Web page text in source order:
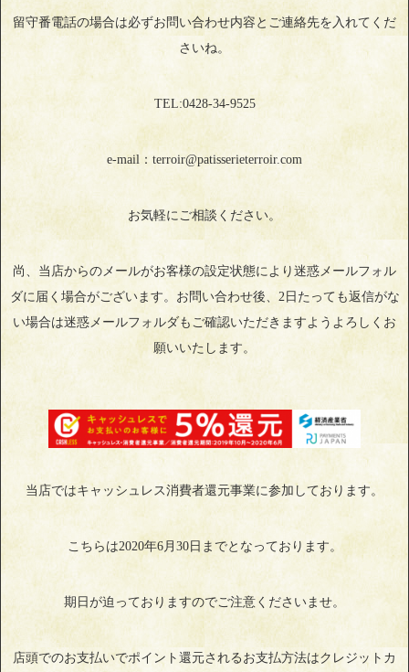
留守番電話の場合は必ずお問い合わせ内容とご連絡先を入れてくだ
さいね。
TEL:0428‐34‐9525
e-mail：terroir@patisserieterroir.com
お気軽にご相談ください。
尚、当店からのメールがお客様の設定状態により迷惑メールフォル
ダに届く場合がございます。お問い合わせ後、2日たっても返信がな
い場合は迷惑メールフォルダもご確認いただきますようよろしくお
願いいたします。
当店ではキャッシュレス消費者還元事業に参加しております。
こちらは2020年6月30日までとなっております。
期日が迫っておりますのでご注意くださいませ。
店頭でのお支払いでポイント還元されるお支払方法はクレジットカ